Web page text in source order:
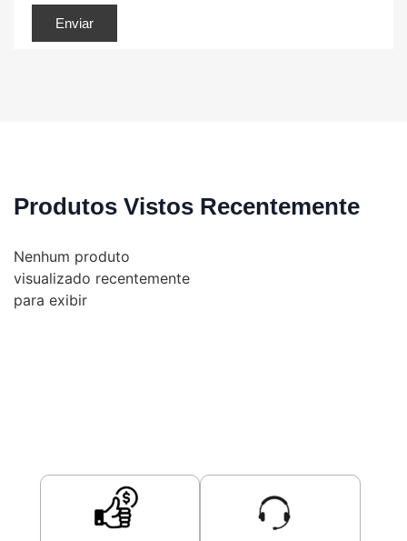
Produtos Vistos Recentemente
Nenhum produto
visualizado recentemente
para exibir